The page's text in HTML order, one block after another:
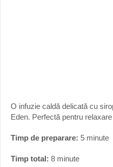
O infuzie caldă delicată cu
Eden. Perfectă pentru
Timp de preparare: 5 minute
Timp total: 8 minute